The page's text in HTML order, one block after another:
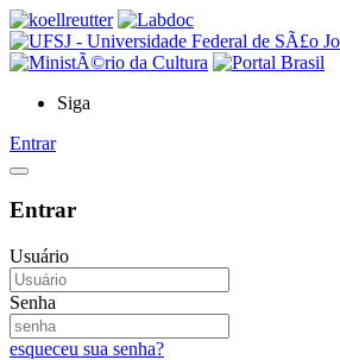
Siga
Entrar
Entrar
Usuário
Senha
esqueceu sua senha?